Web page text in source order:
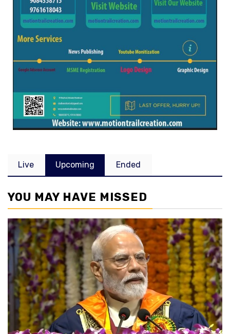
Live Upcoming Ended
YOU MAY HAVE MISSED